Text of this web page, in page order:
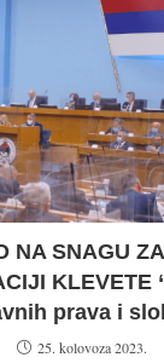
NA SNAGU
KLEVETE
prava i
25. kolovoza 2023.